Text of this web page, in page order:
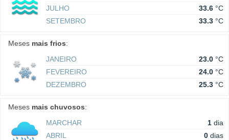
JULHO
33.6 °C
SETEMBRO
33.3 °C
Meses mais frios:
JANEIRO
23.0 °C
FEVEREIRO
24.0 °C
DEZEMBRO
25.3 °C
Meses mais chuvosos:
MARCHAR
1 dia
ABRIL
0 dias